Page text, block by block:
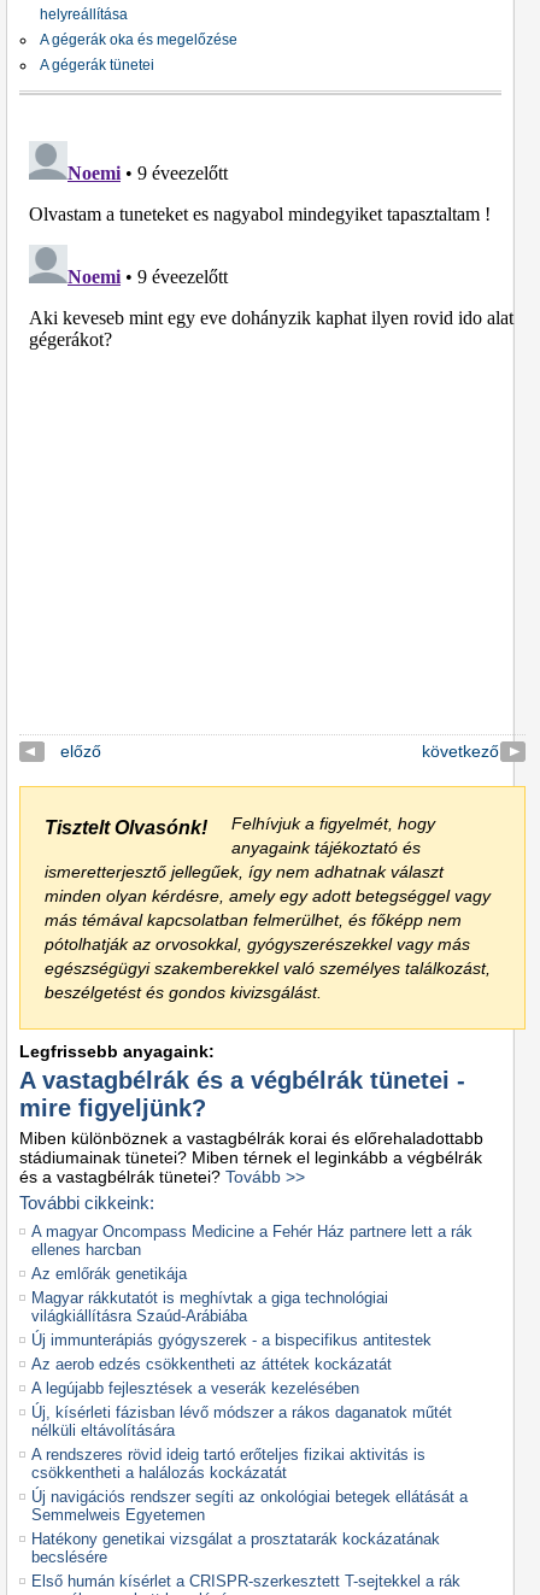
helyreállítása
A gégerák oka és megelőzése
A gégerák tünetei
előző következő
Tisztelt Olvasónk!
Felhívjuk a figyelmét, hogy
anyagaink tájékoztató és
ismeretterjesztő jellegűek, így nem adhatnak választ
minden olyan kérdésre, amely egy adott betegséggel vagy
más témával kapcsolatban felmerülhet, és főképp nem
pótolhatják az orvosokkal, gyógyszerészekkel vagy más
egészségügyi szakemberekkel való személyes találkozást,
beszélgetést és gondos kivizsgálást.
Legfrissebb anyagaink:
A vastagbélrák és a végbélrák tünetei -
mire figyeljünk?
Miben különböznek a vastagbélrák korai és előrehaladottabb
stádiumainak tünetei? Miben térnek el leginkább a végbélrák
és a vastagbélrák tünetei? Tovább >>
További cikkeink:
A magyar Oncompass Medicine a Fehér Ház partnere lett a rák
ellenes harcban
Az emlőrák genetikája
Magyar rákkutatót is meghívtak a giga technológiai
világkiállításra Szaúd-Arábiába
Új immunterápiás gyógyszerek - a bispecifikus antitestek
Az aerob edzés csökkentheti az áttétek kockázatát
A legújabb fejlesztések a veserák kezelésében
Új, kísérleti fázisban lévő módszer a rákos daganatok műtét
nélküli eltávolítására
A rendszeres rövid ideig tartó erőteljes fizikai aktivitás is
csökkentheti a halálozás kockázatát
Új navigációs rendszer segíti az onkológiai betegek ellátását a
Semmelweis Egyetemen
Hatékony genetikai vizsgálat a prosztatarák kockázatának
becslésére
Első humán kísérlet a CRISPR-szerkesztett T-sejtekkel a rák